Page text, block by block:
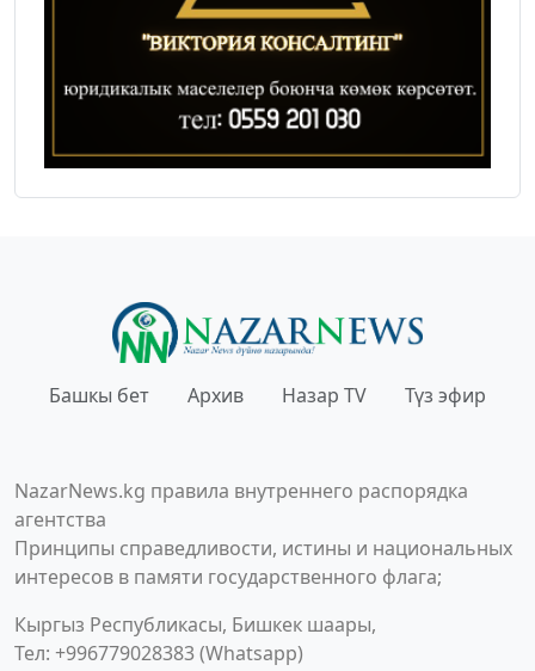
Башкы бет Архив Назар TV Түз эфир
NazarNews.kg правила внутреннего распорядка
агентства
Принципы справедливости, истины и национальных
интересов в памяти государственного флага;
Кыргыз Республикасы, Бишкек шаары,
Тел: +996779028383 (Whatsapp)